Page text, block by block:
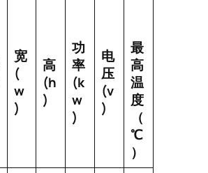
宽
(
w
)
高
(h
)
功
率
(k
w
)
电
压
(v
)
最
高
温
度
（
℃
）